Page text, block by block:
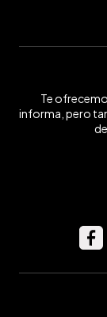
Te
informa, pero